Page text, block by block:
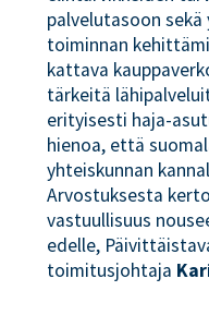
palvelutasoon
toiminnan
kattava
tärkeitä
erityisesti haja-
hienoa, että
yhteiskunnan
Arvostuksesta
vastuullisuus
edelle,
toimitusjohtaja